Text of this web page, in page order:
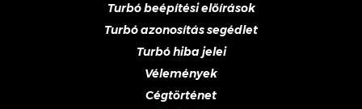
Turbó beépítési előírások
Turbó azonosítás segédlet
Turbó hiba jelei
Vélemények
Cégtörténet